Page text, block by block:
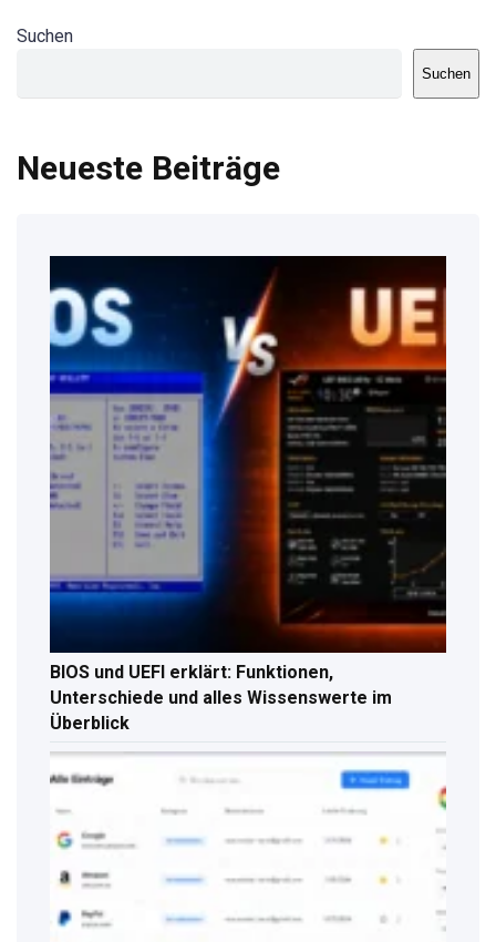
Suchen
Suchen
Neueste Beiträge
BIOS und UEFI erklärt: Funktionen,
Unterschiede und alles Wissenswerte im
Überblick